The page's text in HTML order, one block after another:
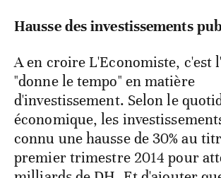
Hausse des investissements
A en croire L'Economiste, c'est
"donne le tempo" en matière
d'investissement. Selon le
économique, les
connu une hausse de 30% au
premier trimestre 2014 pour